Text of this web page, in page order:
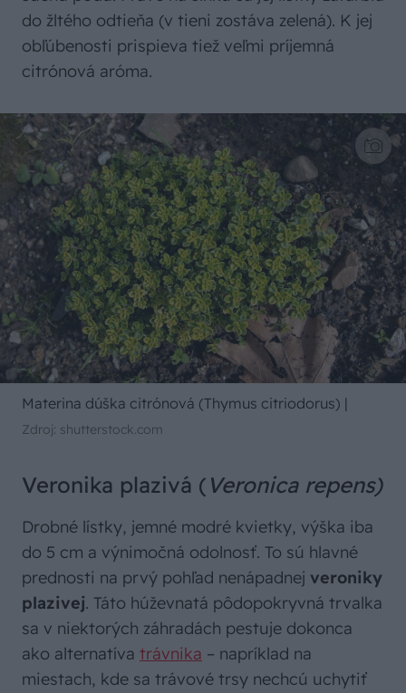
do žltého odtieňa (v tieni zostáva zelená). K jej
obľúbenosti prispieva tiež veľmi príjemná
citrónová aróma.
Materina dúška citrónová (Thymus citriodorus) |
Zdroj: shutterstock.com
Veronika plazivá ( Veronica repens)
Drobné lístky, jemné modré kvietky, výška iba
do 5 cm a výnimočná odolnosť. To sú hlavné
prednosti na prvý pohľad nenápadnej veroniky
plazivej. Táto húževnatá pôdopokryvná trvalka
sa v niektorých záhradách pestuje dokonca
ako alternatíva trávnika – napríklad na
miestach, kde sa trávové trsy nechcú uchytiť